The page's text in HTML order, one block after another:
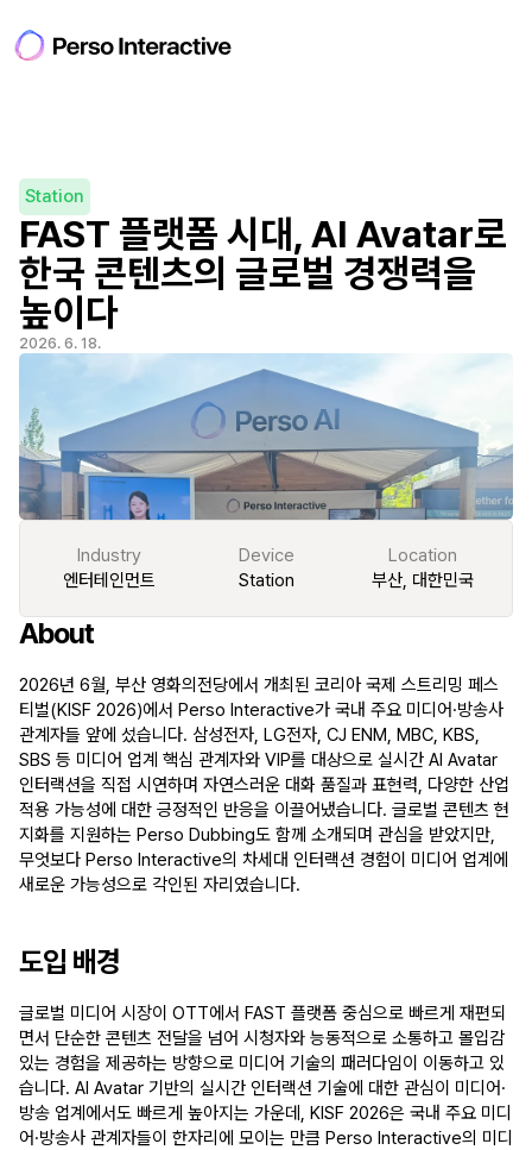
Station
FAST 플랫폼 시대, AI Avatar로
한국 콘텐츠의 글로벌 경쟁력을
높이다
2026. 6. 18.
Industry
엔터테인먼트
Device
Station
Location
부산, 대한민국
About
2026년 6월, 부산 영화의전당에서 개최된 코리아 국제 스트리밍 페스
티벌(KISF 2026)에서 Perso Interactive가 국내 주요 미디어·방송사
관계자들 앞에 섰습니다. 삼성전자, LG전자, CJ ENM, MBC, KBS,
SBS 등 미디어 업계 핵심 관계자와 VIP를 대상으로 실시간 AI Avatar
인터랙션을 직접 시연하며 자연스러운 대화 품질과 표현력, 다양한 산업
적용 가능성에 대한 긍정적인 반응을 이끌어냈습니다. 글로벌 콘텐츠 현
지화를 지원하는 Perso Dubbing도 함께 소개되며 관심을 받았지만,
무엇보다 Perso Interactive의 차세대 인터랙션 경험이 미디어 업계에
새로운 가능성으로 각인된 자리였습니다.
도입 배경
글로벌 미디어 시장이 OTT에서 FAST 플랫폼 중심으로 빠르게 재편되
면서 단순한 콘텐츠 전달을 넘어 시청자와 능동적으로 소통하고 몰입감
있는 경험을 제공하는 방향으로 미디어 기술의 패러다임이 이동하고 있
습니다. AI Avatar 기반의 실시간 인터랙션 기술에 대한 관심이 미디어·
방송 업계에서도 빠르게 높아지는 가운데, KISF 2026은 국내 주요 미디
어·방송사 관계자들이 한자리에 모이는 만큼 Perso Interactive의 미디